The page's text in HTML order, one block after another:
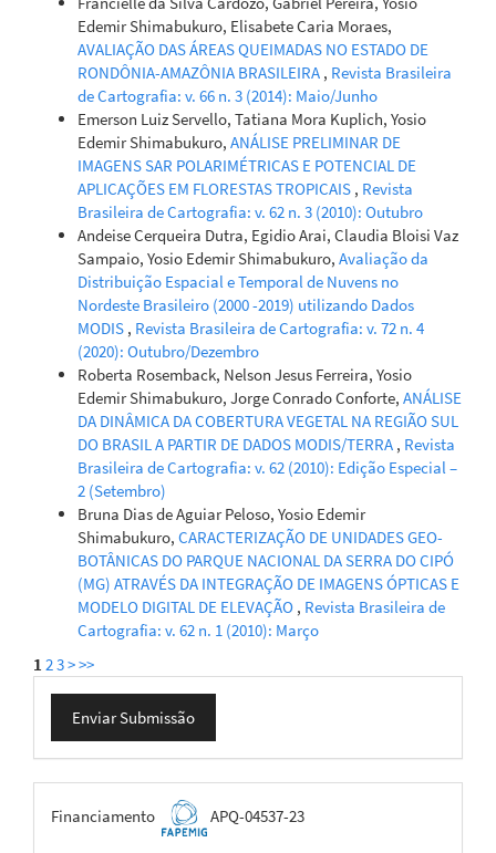
Edemir Shimabukuro, Elisabete Caria Moraes,
AVALIAÇÃO DAS ÁREAS QUEIMADAS NO ESTADO DE
RONDÔNIA-AMAZÔNIA BRASILEIRA , Revista Brasileira
de Cartografia: v. 66 n. 3 (2014): Maio/Junho
Emerson Luiz Servello, Tatiana Mora Kuplich, Yosio
Edemir Shimabukuro, ANÁLISE PRELIMINAR DE
IMAGENS SAR POLARIMÉTRICAS E POTENCIAL DE
APLICAÇÕES EM FLORESTAS TROPICAIS , Revista
Brasileira de Cartografia: v. 62 n. 3 (2010): Outubro
Andeise Cerqueira Dutra, Egidio Arai, Claudia Bloisi Vaz
Sampaio, Yosio Edemir Shimabukuro, Avaliação da
Distribuição Espacial e Temporal de Nuvens no
Nordeste Brasileiro (2000 -2019) utilizando Dados
MODIS , Revista Brasileira de Cartografia: v. 72 n. 4
(2020): Outubro/Dezembro
Roberta Rosemback, Nelson Jesus Ferreira, Yosio
Edemir Shimabukuro, Jorge Conrado Conforte, ANÁLISE
DA DINÂMICA DA COBERTURA VEGETAL NA REGIÃO SUL
DO BRASIL A PARTIR DE DADOS MODIS/TERRA , Revista
Brasileira de Cartografia: v. 62 (2010): Edição Especial –
2 (Setembro)
Bruna Dias de Aguiar Peloso, Yosio Edemir
Shimabukuro, CARACTERIZAÇÃO DE UNIDADES GEO-
BOTÂNICAS DO PARQUE NACIONAL DA SERRA DO CIPÓ
(MG) ATRAVÉS DA INTEGRAÇÃO DE IMAGENS ÓPTICAS E
MODELO DIGITAL DE ELEVAÇÃO , Revista Brasileira de
Cartografia: v. 62 n. 1 (2010): Março
1 23>>>
Enviar
Submissão
Enviar Submissão
FAPEMIG
Financiamento APQ-04537-23